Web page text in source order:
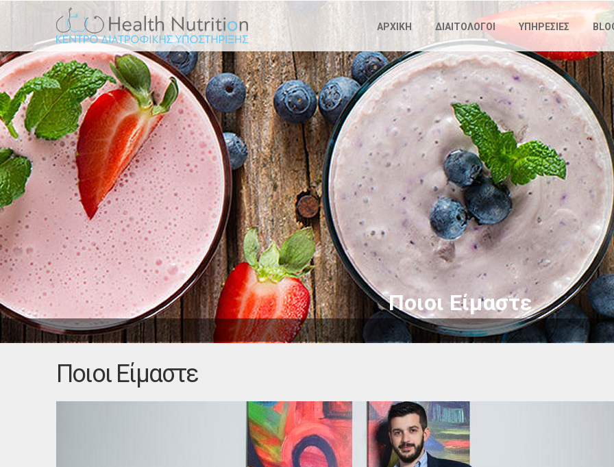
Παράκαμψη
προς το
κυρίως
περιεχόμενο
ΑΡΧΙΚΗ ΔΙΑΙΤΟΛΟΓΟΙ ΥΠΗΡΕΣΙΕΣ
Ποιοι Είμαστε
Ποιοι Είμαστε